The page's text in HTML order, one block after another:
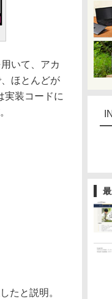
いて、アカ
ほとんどが
実装コードに
たと説明。